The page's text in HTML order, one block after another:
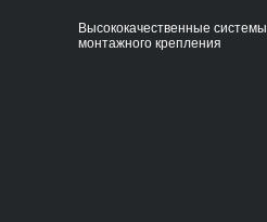
Высококачественные системы
монтажного крепления